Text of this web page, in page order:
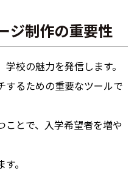
ジ制作の重要性
校の魅力を発信します。
するための重要なツールで
ことで、入学希望者を増や
。